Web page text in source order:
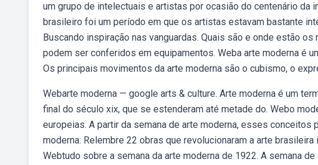
um grupo de intelectuais e artistas por ocasião do centenário da
brasileiro foi um período em que os artistas estavam bastante
Buscando inspiração nas vanguardas. Quais são e onde estão
podem ser conferidos em equipamentos. Weba arte moderna é
Os principais movimentos da arte moderna são o cubismo, o
Webarte moderna — google arts & culture. Arte moderna é um
final do século xix, que se estenderam até metade do. Webo
europeias. A partir da semana de arte moderna, esses conceitos
moderna: Relembre 22 obras que revolucionaram a arte
Webtudo sobre a semana da arte moderna de 1922. A semana